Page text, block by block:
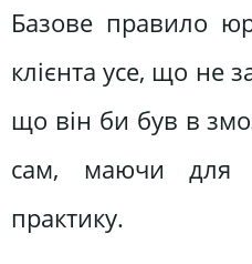
Базове правило
клієнта усе, що не
що він би був в
сам, маючи для
практику.